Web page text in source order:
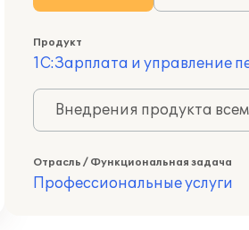
Продукт
1С:Зарплата и управление
Внедрения продукта
Отрасль / Функциональная задача
Профессиональные услуги